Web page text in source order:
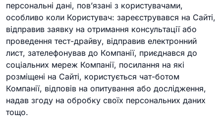
персональні дані, пов’язані з користувачами,
особливо коли Користувач: зареєструвався на Сайті,
відправив заявку на отримання консультації або
проведення тест-драйву, відправив електронний
лист, зателефонував до Компанії, приєднався до
соціальних мереж Компанії, посилання на які
розміщені на Сайті, користується чат-ботом
Компанії, відповів на опитування або дослідження,
надав згоду на обробку своїх персональних даних
тощо.